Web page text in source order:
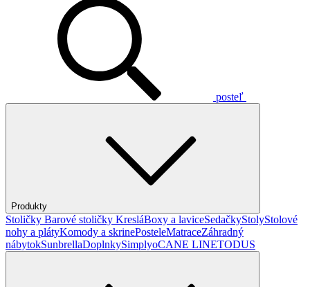
posteľ
Produkty
Stoličky Barové stoličky KresláBoxy a laviceSedačkyStolyStolové
nohy a plátyKomody a skrinePosteleMatraceZáhradný
nábytokSunbrellaDoplnkySimplyoCANE LINETODUS